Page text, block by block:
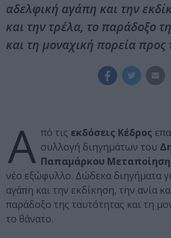
αδελφική αγάπη και την
και την τρέλα, το παράδοξο
και τη μοναχική πορεία προς
Α πό τις εκδόσεις Κέδρος
συλλογή διηγημάτων του
Παπαμάρκου Μεταποίηση
νέο εξώφυλλο. Δώδεκα διηγήματα
αγάπη και την εκδίκηση, την ανία
παράδοξο της ταυτότητας και τη
το θάνατο.